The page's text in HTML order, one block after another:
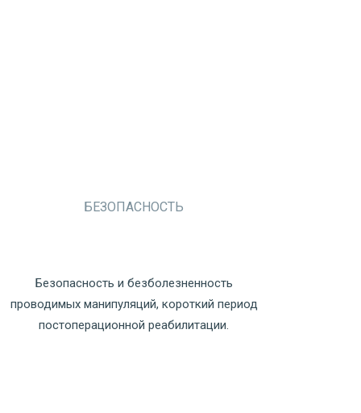
БЕЗОПАСНОСТЬ
Безопасность и безболезненность
проводимых манипуляций, короткий период
постоперационной реабилитации.